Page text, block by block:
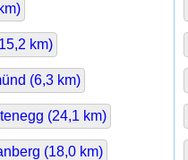
km)
15,2 km)
(6,3 km)
(24,1 km)
(18,0 km)